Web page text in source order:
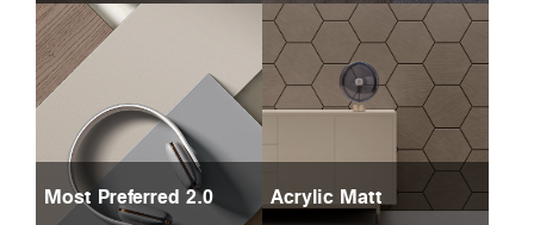
Most Preferred 2.0 Acrylic Matt